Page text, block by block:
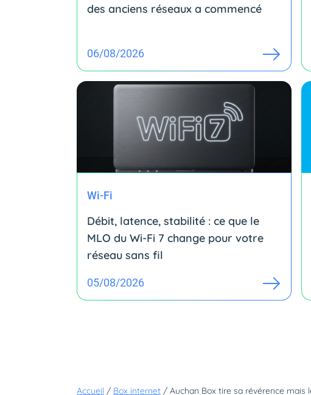
des anciens réseaux a commencé
06/08/2026
Wi-Fi
Débit, latence, stabilité : ce que le
MLO du Wi-Fi 7 change pour votre
réseau sans fil
05/08/2026
Accueil / Box internet /